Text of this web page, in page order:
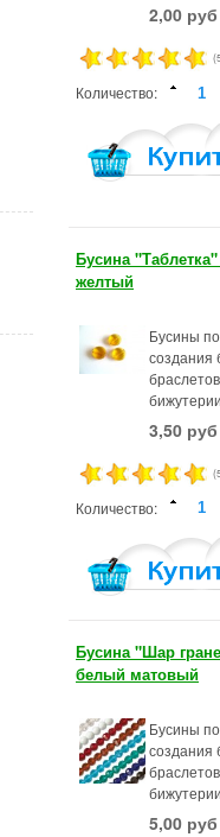
2,00 руб
Количество:
Бусина
желтый
Бусины
создания
3,50 руб
Количество:
Бусина "Шар
белый матовый
Бусины
создания
5,00 руб